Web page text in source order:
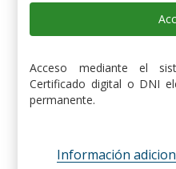
Acceso mediante el
Certificado digital o DNI
permanente.
Información